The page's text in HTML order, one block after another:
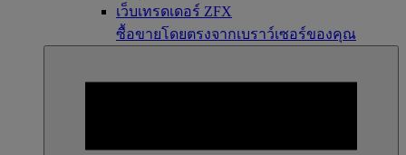
เว็บเทรดเดอร์ ZFX
ซื้อขายโดยตรงจากเบราว์เซอร์ของคุณ